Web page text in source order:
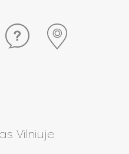
Vilniuje